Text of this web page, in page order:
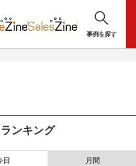
事例を探す
ンキング
日 月間